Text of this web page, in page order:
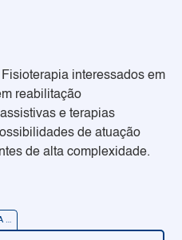
interessados em
reabilitação
e terapias
de atuação
de alta complexidade.
FISIOTERAPIA NEUROFUNCIONAL E ROBÓTICA